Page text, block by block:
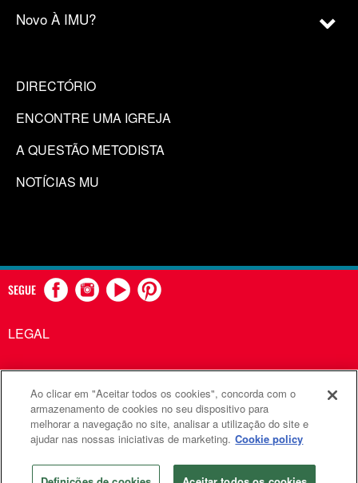
Novo À IMU?
DIRECTÓRIO
ENCONTRE UMA IGREJA
A QUESTÃO METODISTA
NOTÍCIAS MU
SEGUE
LEGAL
Comunicações Metodistas Unidas é uma agência da Igreja
Metodista Unida
©2026 Comunicações Metodistas Unidas. Todos os direitos
reservados
Ao clicar em "Aceitar todos os cookies", concorda com o
armazenamento de cookies no seu dispositivo para
melhorar a navegação no site, analisar a utilização do site e
ajudar nas nossas iniciativas de marketing. Cookie policy